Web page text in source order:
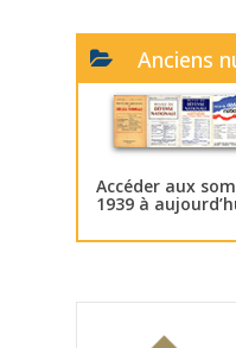
Anciens
Accéder aux
1939 à